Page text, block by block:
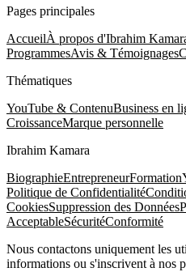
Pages principales
AccueilÀ propos d'Ibrahim
ProgrammesAvis & Témoignages
Thématiques
YouTube & ContenuBusiness en
CroissanceMarque personnelle
Ibrahim Kamara
BiographieEntrepreneurFormation
Politique de Confidentialité
CookiesSuppression des Données
AcceptableSécuritéConformité
Nous contactons uniquement les
informations ou s'inscrivent à nos